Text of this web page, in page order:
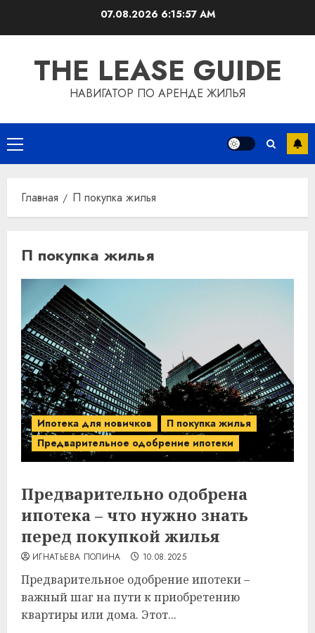
07.08.2026 6:15:57 AM
THE LEASE GUIDE
НАВИГАТОР ПО АРЕНДЕ ЖИЛЬЯ
Основное
меню
Главная П покупка жилья
П покупка жилья
Ипотека для новичков
П покупка жилья
Предварительное одобрение ипотеки
Предварительно одобрена
ипотека – что нужно знать
перед покупкой жилья
ИГНАТЬЕВА ПОЛИНА 10.08.2025
Предварительное одобрение ипотеки –
важный шаг на пути к приобретению
квартиры или дома. Этот...